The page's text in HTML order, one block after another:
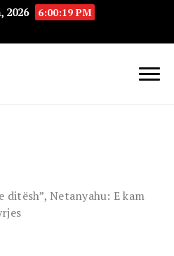
2026 6:00:19 PM
ditësh”, Netanyahu: E kam